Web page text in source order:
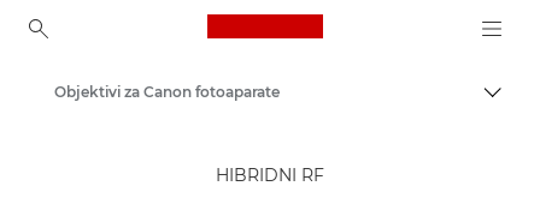
Canon Logo, back to
Objektivi za Canon fotoaparate
HIBRIDNI RF